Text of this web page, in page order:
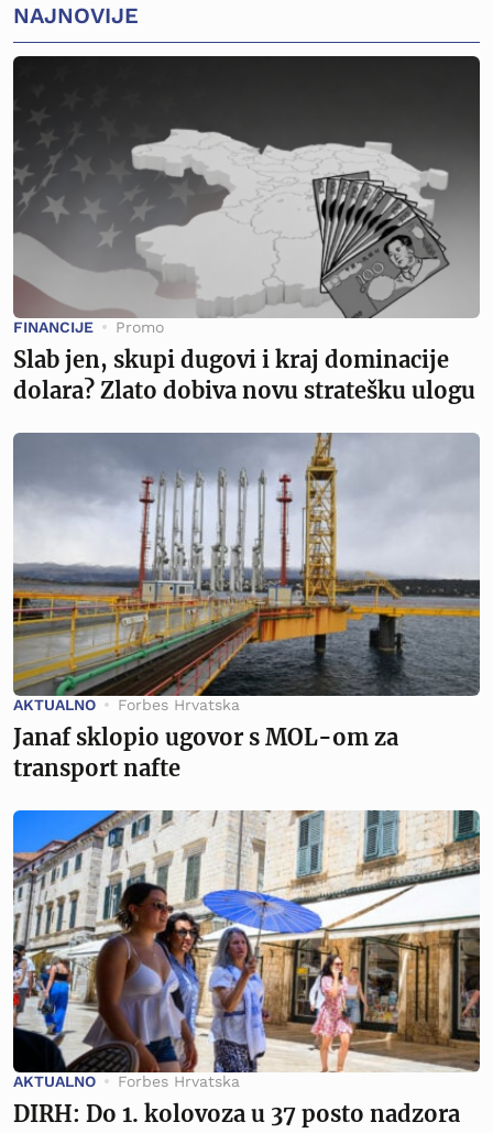
NAJNOVIJE
FINANCIJE Promo
Slab jen, skupi dugovi i kraj dominacije
dolara? Zlato dobiva novu stratešku ulogu
AKTUALNO Forbes Hrvatska
Janaf sklopio ugovor s MOL-om za
transport nafte
AKTUALNO Forbes Hrvatska
DIRH: Do 1. kolovoza u 37 posto nadzora